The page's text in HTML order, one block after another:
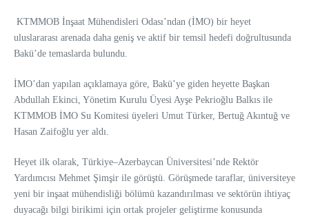
KTMMOB İnşaat Mühendisleri Odası’ndan (İMO) bir heyet
uluslararası arenada daha geniş ve aktif bir temsil hedefi doğrultusunda
Bakü’de temaslarda bulundu.
İMO’dan yapılan açıklamaya göre, Bakü’ye giden heyette Başkan
Abdullah Ekinci, Yönetim Kurulu Üyesi Ayşe Pekrioğlu Balkıs ile
KTMMOB İMO Su Komitesi üyeleri Umut Türker, Bertuğ Akıntuğ ve
Hasan Zaifoğlu yer aldı.
Heyet ilk olarak, Türkiye–Azerbaycan Üniversitesi’nde Rektör
Yardımcısı Mehmet Şimşir ile görüştü. Görüşmede taraflar, üniversiteye
yeni bir inşaat mühendisliği bölümü kazandırılması ve sektörün ihtiyaç
duyacağı bilgi birikimi için ortak projeler geliştirme konusunda